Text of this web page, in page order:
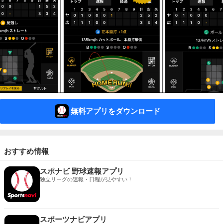
無料アプリをダウンロード
おすすめ情報
スポナビ 野球速報アプリ
独立リーグの速報・日程が見やすい！
スポーツナビアプリ